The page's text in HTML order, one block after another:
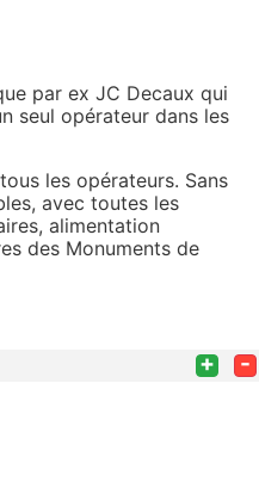
par ex JC Decaux qui
seul opérateur dans les
les opérateurs. Sans
avec toutes les
alimentation
des Monuments de
+ -